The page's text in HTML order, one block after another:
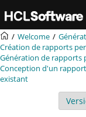
Aller au contenu
Welcome
Création de rapports
Génération de rapports
Conception d'un
existant